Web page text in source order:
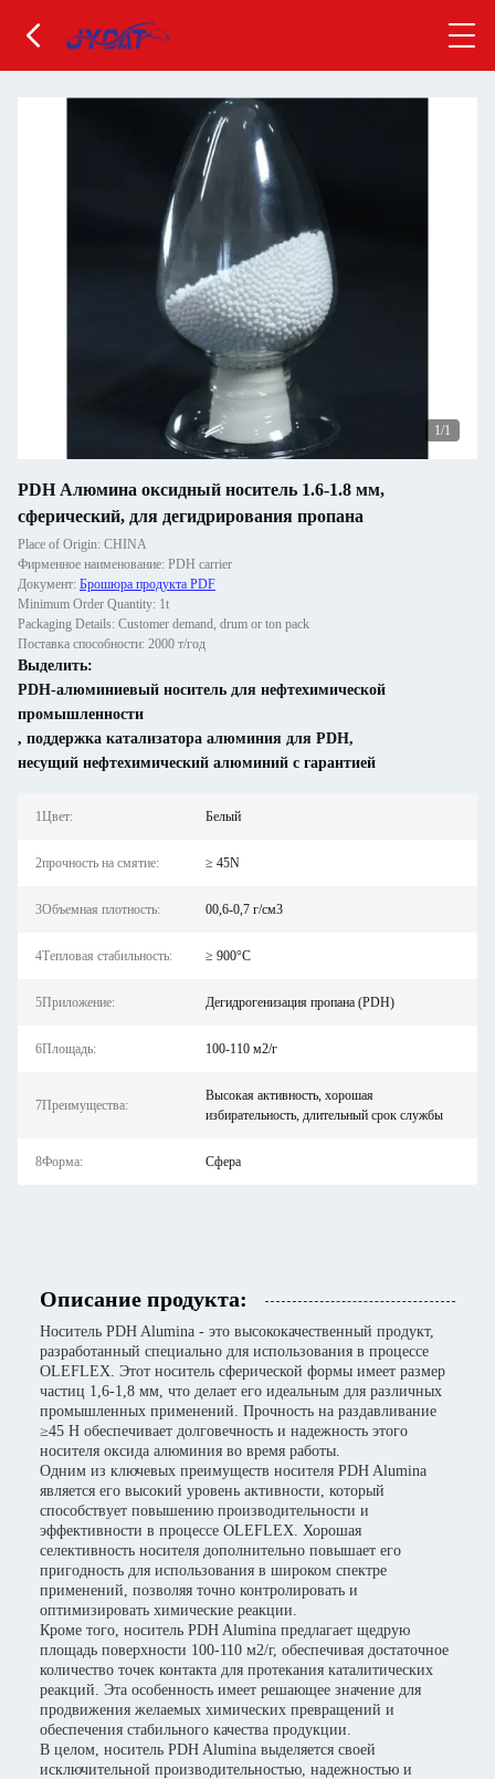
1/1
PDH Алюмина оксидный носитель 1.6-1.8 мм,
сферический, для дегидрирования пропана
Place of Origin: CHINA
Фирменное наименование: PDH carrier
Документ: Брошюра продукта PDF
Minimum Order Quantity: 1t
Packaging Details: Customer demand, drum or ton pack
Поставка способности: 2000 т/год
Выделить:
PDH-алюминиевый носитель для нефтехимической
промышленности
, поддержка катализатора алюминия для PDH,
несущий нефтехимический алюминий с гарантией
1Цвет: Белый
2прочность на смятие: ≥ 45N
3Объемная плотность: 00,6-0,7 г/см3
4Тепловая стабильность: ≥ 900°C
5Приложение: Дегидрогенизация пропана (PDH)
6Площадь: 100-110 м2/г
7Преимущества:
Высокая активность, хорошая
избирательность, длительный срок службы
8Форма: Сфера
Описание продукта:
Носитель PDH Alumina - это высококачественный продукт,
разработанный специально для использования в процессе
OLEFLEX. Этот носитель сферической формы имеет размер
частиц 1,6-1,8 мм, что делает его идеальным для различных
промышленных применений. Прочность на раздавливание
≥45 Н обеспечивает долговечность и надежность этого
носителя оксида алюминия во время работы.
Одним из ключевых преимуществ носителя PDH Alumina
является его высокий уровень активности, который
способствует повышению производительности и
эффективности в процессе OLEFLEX. Хорошая
селективность носителя дополнительно повышает его
пригодность для использования в широком спектре
применений, позволяя точно контролировать и
оптимизировать химические реакции.
Кроме того, носитель PDH Alumina предлагает щедрую
площадь поверхности 100-110 м2/г, обеспечивая достаточное
количество точек контакта для протекания каталитических
реакций. Эта особенность имеет решающее значение для
продвижения желаемых химических превращений и
обеспечения стабильного качества продукции.
В целом, носитель PDH Alumina выделяется своей
исключительной производительностью, надежностью и